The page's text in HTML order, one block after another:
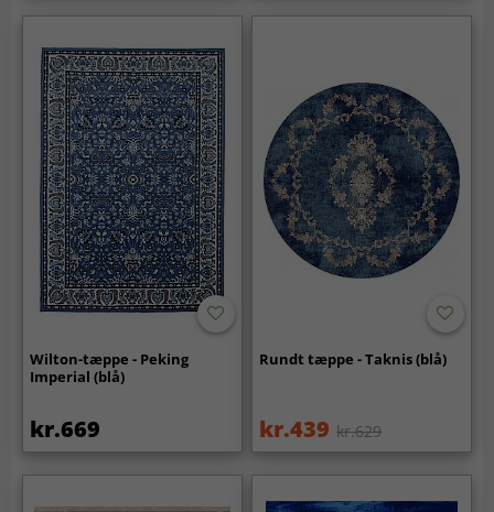
Wilton-tæppe - Peking
Imperial (blå)
kr.669
Rundt tæppe - Taknis (blå)
kr.439 kr.629